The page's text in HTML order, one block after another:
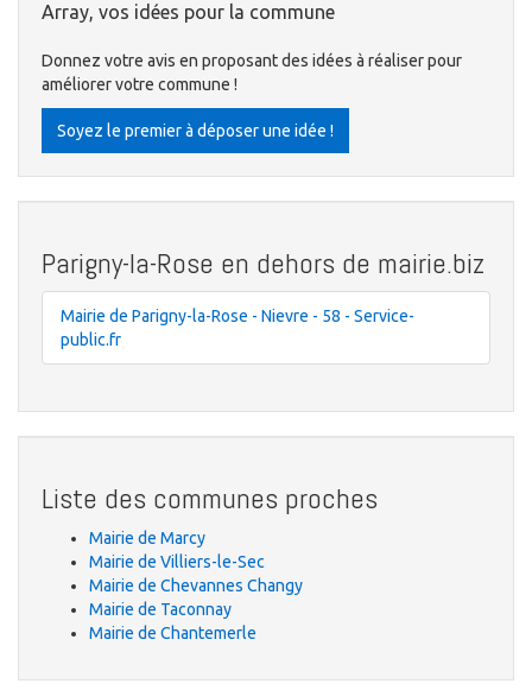
Array, vos idées pour la commune
Donnez votre avis en proposant des idées à réaliser pour
améliorer votre commune !
Soyez le premier à déposer une idée !
Parigny-la-Rose en dehors de mairie.biz
Mairie de Parigny-la-Rose - Nievre - 58 - Service-
public.fr
Liste des communes proches
Mairie de Marcy
Mairie de Villiers-le-Sec
Mairie de Chevannes Changy
Mairie de Taconnay
Mairie de Chantemerle